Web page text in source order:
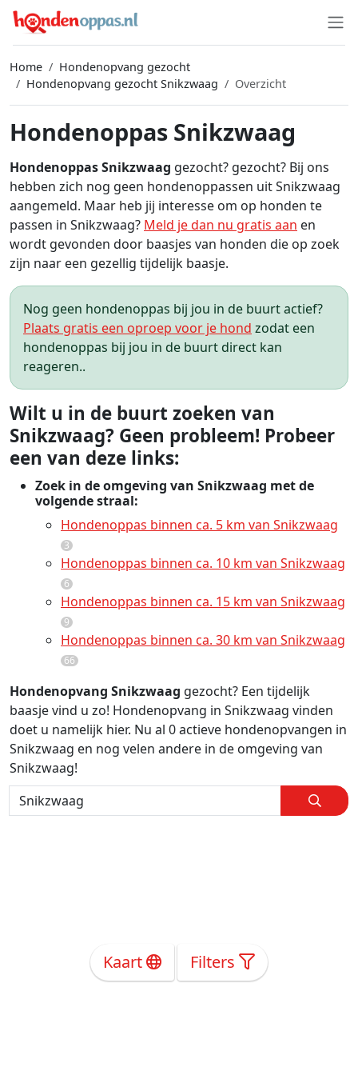
Home
Hondenopvang gezocht
Hondenopvang gezocht Snikzwaag
Overzicht
Hondenoppas Snikzwaag
Hondenoppas Snikzwaag gezocht? gezocht? Bij ons
hebben zich nog geen hondenoppassen uit Snikzwaag
aangemeld. Maar heb jij interesse om op honden te
passen in Snikzwaag? Meld je dan nu gratis aan en
wordt gevonden door baasjes van honden die op zoek
zijn naar een gezellig tijdelijk baasje.
Nog geen hondenoppas bij jou in de buurt actief?
Plaats gratis een oproep voor je hond zodat een
hondenoppas bij jou in de buurt direct kan
reageren..
Wilt u in de buurt zoeken van
Snikzwaag? Geen probleem! Probeer
een van deze links:
Zoek in de omgeving van Snikzwaag met de
volgende straal:
Hondenoppas binnen ca. 5 km van Snikzwaag
3
Hondenoppas binnen ca. 10 km van Snikzwaag
6
Hondenoppas binnen ca. 15 km van Snikzwaag
9
Hondenoppas binnen ca. 30 km van Snikzwaag
66
Hondenopvang Snikzwaag gezocht? Een tijdelijk
baasje vind u zo! Hondenopvang in Snikzwaag vinden
doet u namelijk hier. Nu al 0 actieve hondenopvangen in
Snikzwaag en nog velen andere in de omgeving van
Snikzwaag!
Kaart Filters